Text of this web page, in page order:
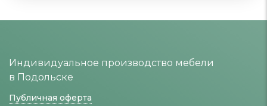
Индивидуальное производство мебели
в Подольске
Публичная оферта